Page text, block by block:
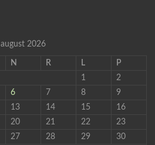
august 2026
N R L
P
1
2
6 7 8
9
13 14 15
16
20 21 22
23
27 28 29 30